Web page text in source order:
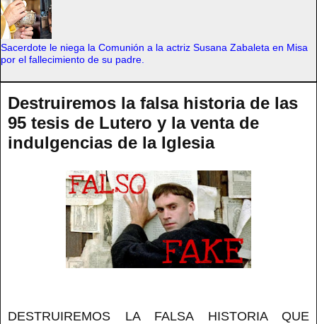
Sacerdote le niega la Comunión a la actriz Susana Zabaleta en Misa
por el fallecimiento de su padre.
Destruiremos la falsa historia de las
95 tesis de Lutero y la venta de
indulgencias de la Iglesia
DESTRUIREMOS LA FALSA HISTORIA QUE